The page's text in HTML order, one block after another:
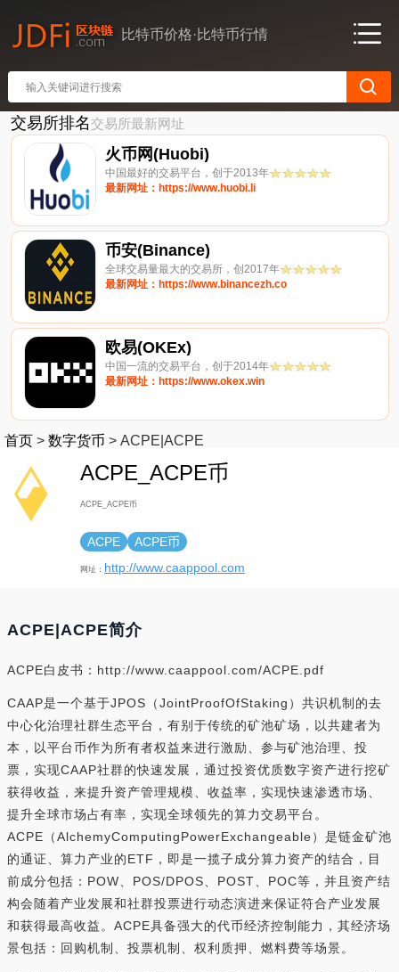
比特币价格·比特币行情
交易所排名交易所最新网址
火币网(Huobi)
中国最好的交易平台，创于2013年
最新网址：https://www.huobi.li
币安(Binance)
全球交易量最大的交易所，创2017年
最新网址：https://www.binancezh.co
欧易(OKEx)
中国一流的交易平台，创于2014年
最新网址：https://www.okex.win
首页 > 数字货币 > ACPE|ACPE
ACPE_ACPE币
ACPE_ACPE币
ACPE ACPE币
网址： http://www.caappool.com
ACPE|ACPE简介
ACPE白皮书：http://www.caappool.com/ACPE.pdf
CAAP是⼀个基于JPOS（JointProofOfStaking）共识机制的去
中⼼化治理社群⽣态平台，有别于传统的矿池矿场，以共建者为
本，以平台币作为所有者权益来进⾏激励、参与矿池治理、投
票，实现CAAP社群的快速发展，通过投资优质数字资产进⾏挖矿
获得收益，来提升资产管理规模、收益率，实现快速渗透市场、
提升全球市场占有率，实现全球领先的算力交易平台。
ACPE（AlchemyComputingPowerExchangeable）是链金矿池
的通证、算⼒产业的ETF，即是⼀揽⼦成分算⼒资产的结合，⽬
前成分包括：POW、POS/DPOS、POST、POC等，并且资产结
构会随着产业发展和社群投票进⾏动态演进来保证符合产业发展
和获得最⾼收益。ACPE具备强⼤的代币经济控制能⼒，其经济场
景包括：回购机制、投票机制、权利质押、燃料费等场景。